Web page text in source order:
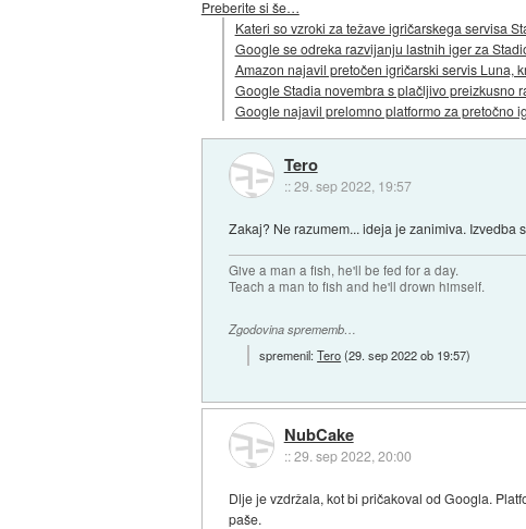
Preberite si še…
Kateri so vzroki za težave igričarskega servisa
Google se odreka razvijanju lastnih iger za
Amazon najavil pretočen igričarski servis Luna,
Google Stadia novembra s plačljivo preizkusno
Google najavil prelomno platformo za pretočno
Tero
::29. sep 2022, 19:57
Zakaj? Ne razumem... ideja je zanimiva. Izvedba
Give a man a fish, he'll be fed for a day.
Teach a man to fish and he'll drown himself.
Zgodovina sprememb…
spremenil:Tero(29. sep 2022 ob 19:57)
NubCake
::29. sep 2022, 20:00
Dlje je vzdržala, kot bi pričakoval od Googla.
paše.